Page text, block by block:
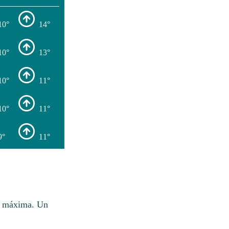
14°
13°
11°
11°
11°
máxima. Un